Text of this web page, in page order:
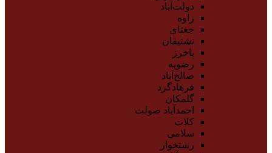
دولت‌آباد
زاوه
جغتای
نشتیفان
باخرز
رضویه
صالح‌آباد
فرهادگرد
گلمکان
احمدآباد صولت
کلات
سلامی
رشتخوار